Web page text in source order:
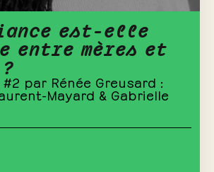
est-elle
entre mères et
par Rénée Greusard :
Mayard & Gabrielle